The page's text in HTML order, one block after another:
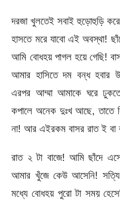
দরজা খুলতেই সবাই হুড়োহুড়ি
হাসতে মরে যাবো এই অবস্থা!
আমি বোধহয় পাগল হয়ে গেছি!
আমার হাসিতে দম বন্ধ হবার
এরপর আম্মা আমাকে ঘরে
কপালে অনেক দুঃখ আছে, তাতে
না! আর এইরকম বাসর রাত ই বা
রাত ২ টা বাজে! আমি ছাঁদে
আমার খুঁজে কেউ আসেনি! সত্যি
মধ্যে বোধহয় পুরো টা সময়